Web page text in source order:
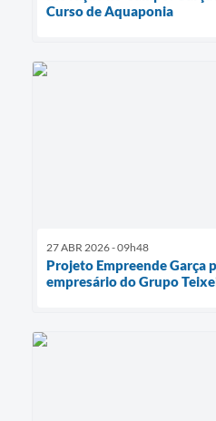
Curso de Aquaponia
27 ABR 2026 - 09h48
Projeto Empreende Garça
empresário do Grupo